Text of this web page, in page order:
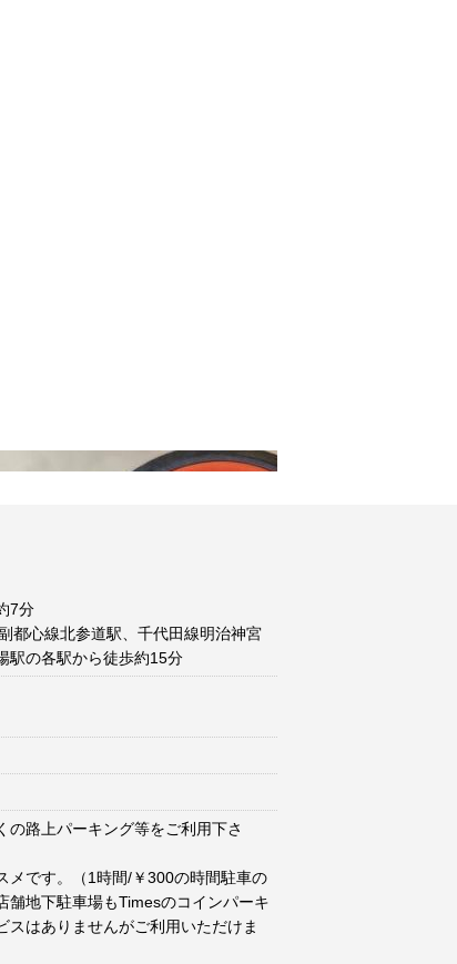
7分
都心線北参道駅、千代田線明治神宮
駅の各駅から徒歩約15分
路上パーキング等をご利用下さ
メです。（1時間/￥300の時間駐車の
舗地下駐車場もTimesのコインパーキ
スはありませんがご利用いただけま